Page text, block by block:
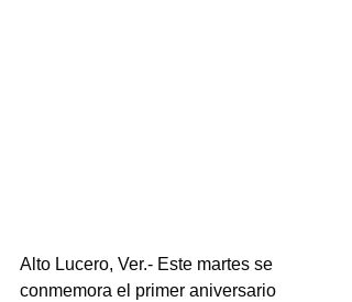
Alto Lucero, Ver.- Este martes se
conmemora el primer aniversario